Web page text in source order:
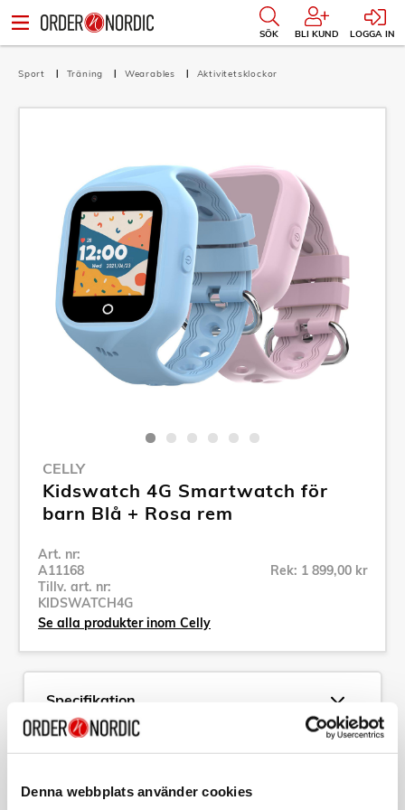
Denna webbplats använder cookies
SÖK BLI KUND LOGGA IN
Sport Träning Wearables Aktivitetsklockor
CELLY
Kidswatch 4G Smartwatch för
barn Blå + Rosa rem
Art. nr:
A11168
Tillv. art. nr:
KIDSWATCH4G
Rek: 1 899,00 kr
Se alla produkter inom Celly
Specifikation
Beskrivning